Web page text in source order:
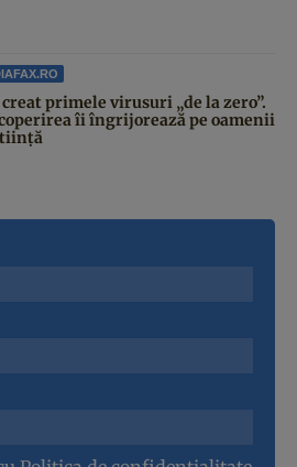
creat primele virusuri „de la zero”.
îi îngrijorează pe oamenii